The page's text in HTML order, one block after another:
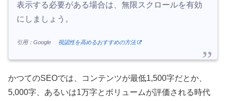
表示する必要がある場合は、無限スクロールを有効
にしましょう。
引用：Google 視認性を高めるおすすめの方法
かつてのSEOでは、コンテンツが最低1,500字だとか、
5,000字、あるいは1万字とボリュームが評価される時代